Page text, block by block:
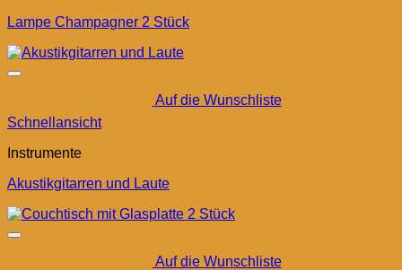
Lampe Champagner 2 Stück
Auf die Wunschliste
Schnellansicht
Instrumente
Akustikgitarren und Laute
Auf die Wunschliste